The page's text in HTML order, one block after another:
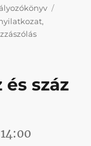
,
Büszke
fapofával
és száz